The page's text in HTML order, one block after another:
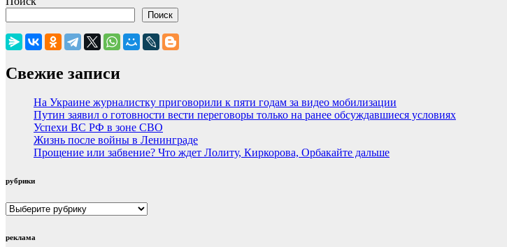
Поиск
Свежие записи
На Украине журналистку приговорили к пяти годам за видео мобилизации
Путин заявил о готовности вести переговоры только на ранее обсуждавшиеся условиях
Успехи ВС РФ в зоне СВО
Жизнь после войны в Ленинграде
Прощение или забвение? Что ждет Лолиту, Киркорова, Орбакайте дальше
рубрики
рубрики
реклама